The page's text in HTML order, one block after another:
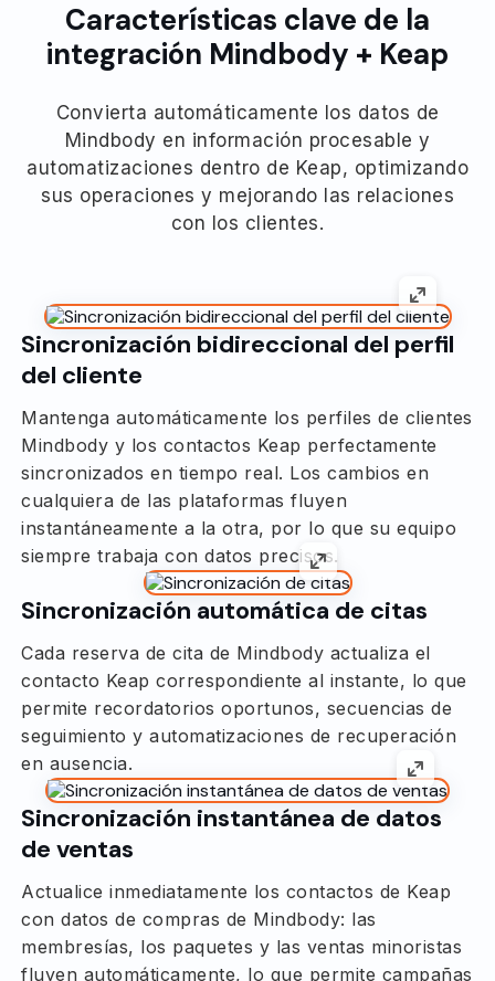
Características clave de la
integración Mindbody + Keap
Convierta automáticamente los datos de
Mindbody en información procesable y
automatizaciones dentro de Keap, optimizando
sus operaciones y mejorando las relaciones
con los clientes.
Sincronización bidireccional del perfil
del cliente
Mantenga automáticamente los perfiles de clientes
Mindbody y los contactos Keap perfectamente
sincronizados en tiempo real. Los cambios en
cualquiera de las plataformas fluyen
instantáneamente a la otra, por lo que su equipo
siempre trabaja con datos precisos.
Sincronización automática de citas
Cada reserva de cita de Mindbody actualiza el
contacto Keap correspondiente al instante, lo que
permite recordatorios oportunos, secuencias de
seguimiento y automatizaciones de recuperación
en ausencia.
Sincronización instantánea de datos
de ventas
Actualice inmediatamente los contactos de Keap
con datos de compras de Mindbody: las
membresías, los paquetes y las ventas minoristas
fluyen automáticamente, lo que permite campañas